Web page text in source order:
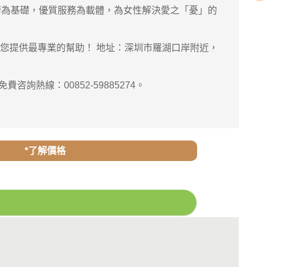
礎，優質服務為載體，為女性解決愛之「憂」的
供最專業的幫助！ 地址：深圳市羅湖口岸附近，
費咨詢熱線：00852-59885274。
*了解價格